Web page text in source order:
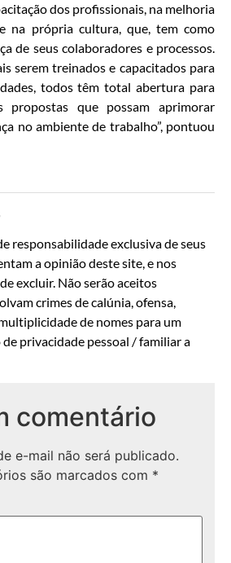
dos profissionais, na melhoria
na própria cultura, que, tem como
de seus colaboradores e processos.
serem treinados e capacitados para
todos têm total abertura para
propostas que possam aprimorar
no ambiente de trabalho”, pontuou
responsabilidade exclusiva de seus
a opinião deste site, e nos
excluir. Não serão aceitos
crimes de calúnia, ofensa,
de nomes para um
privacidade pessoal / familiar a
comentário
e-mail não será publicado.
são marcados com *